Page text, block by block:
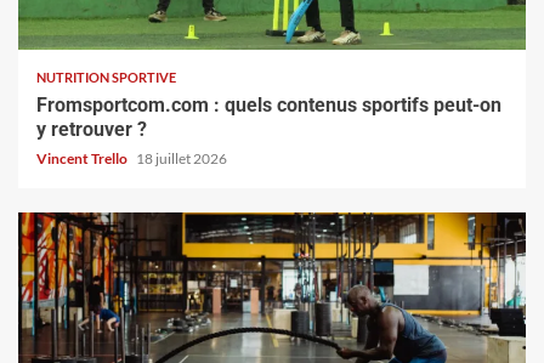
NUTRITION SPORTIVE
Fromsportcom.com : quels contenus sportifs peut-on
y retrouver ?
Vincent Trello 18 juillet 2026